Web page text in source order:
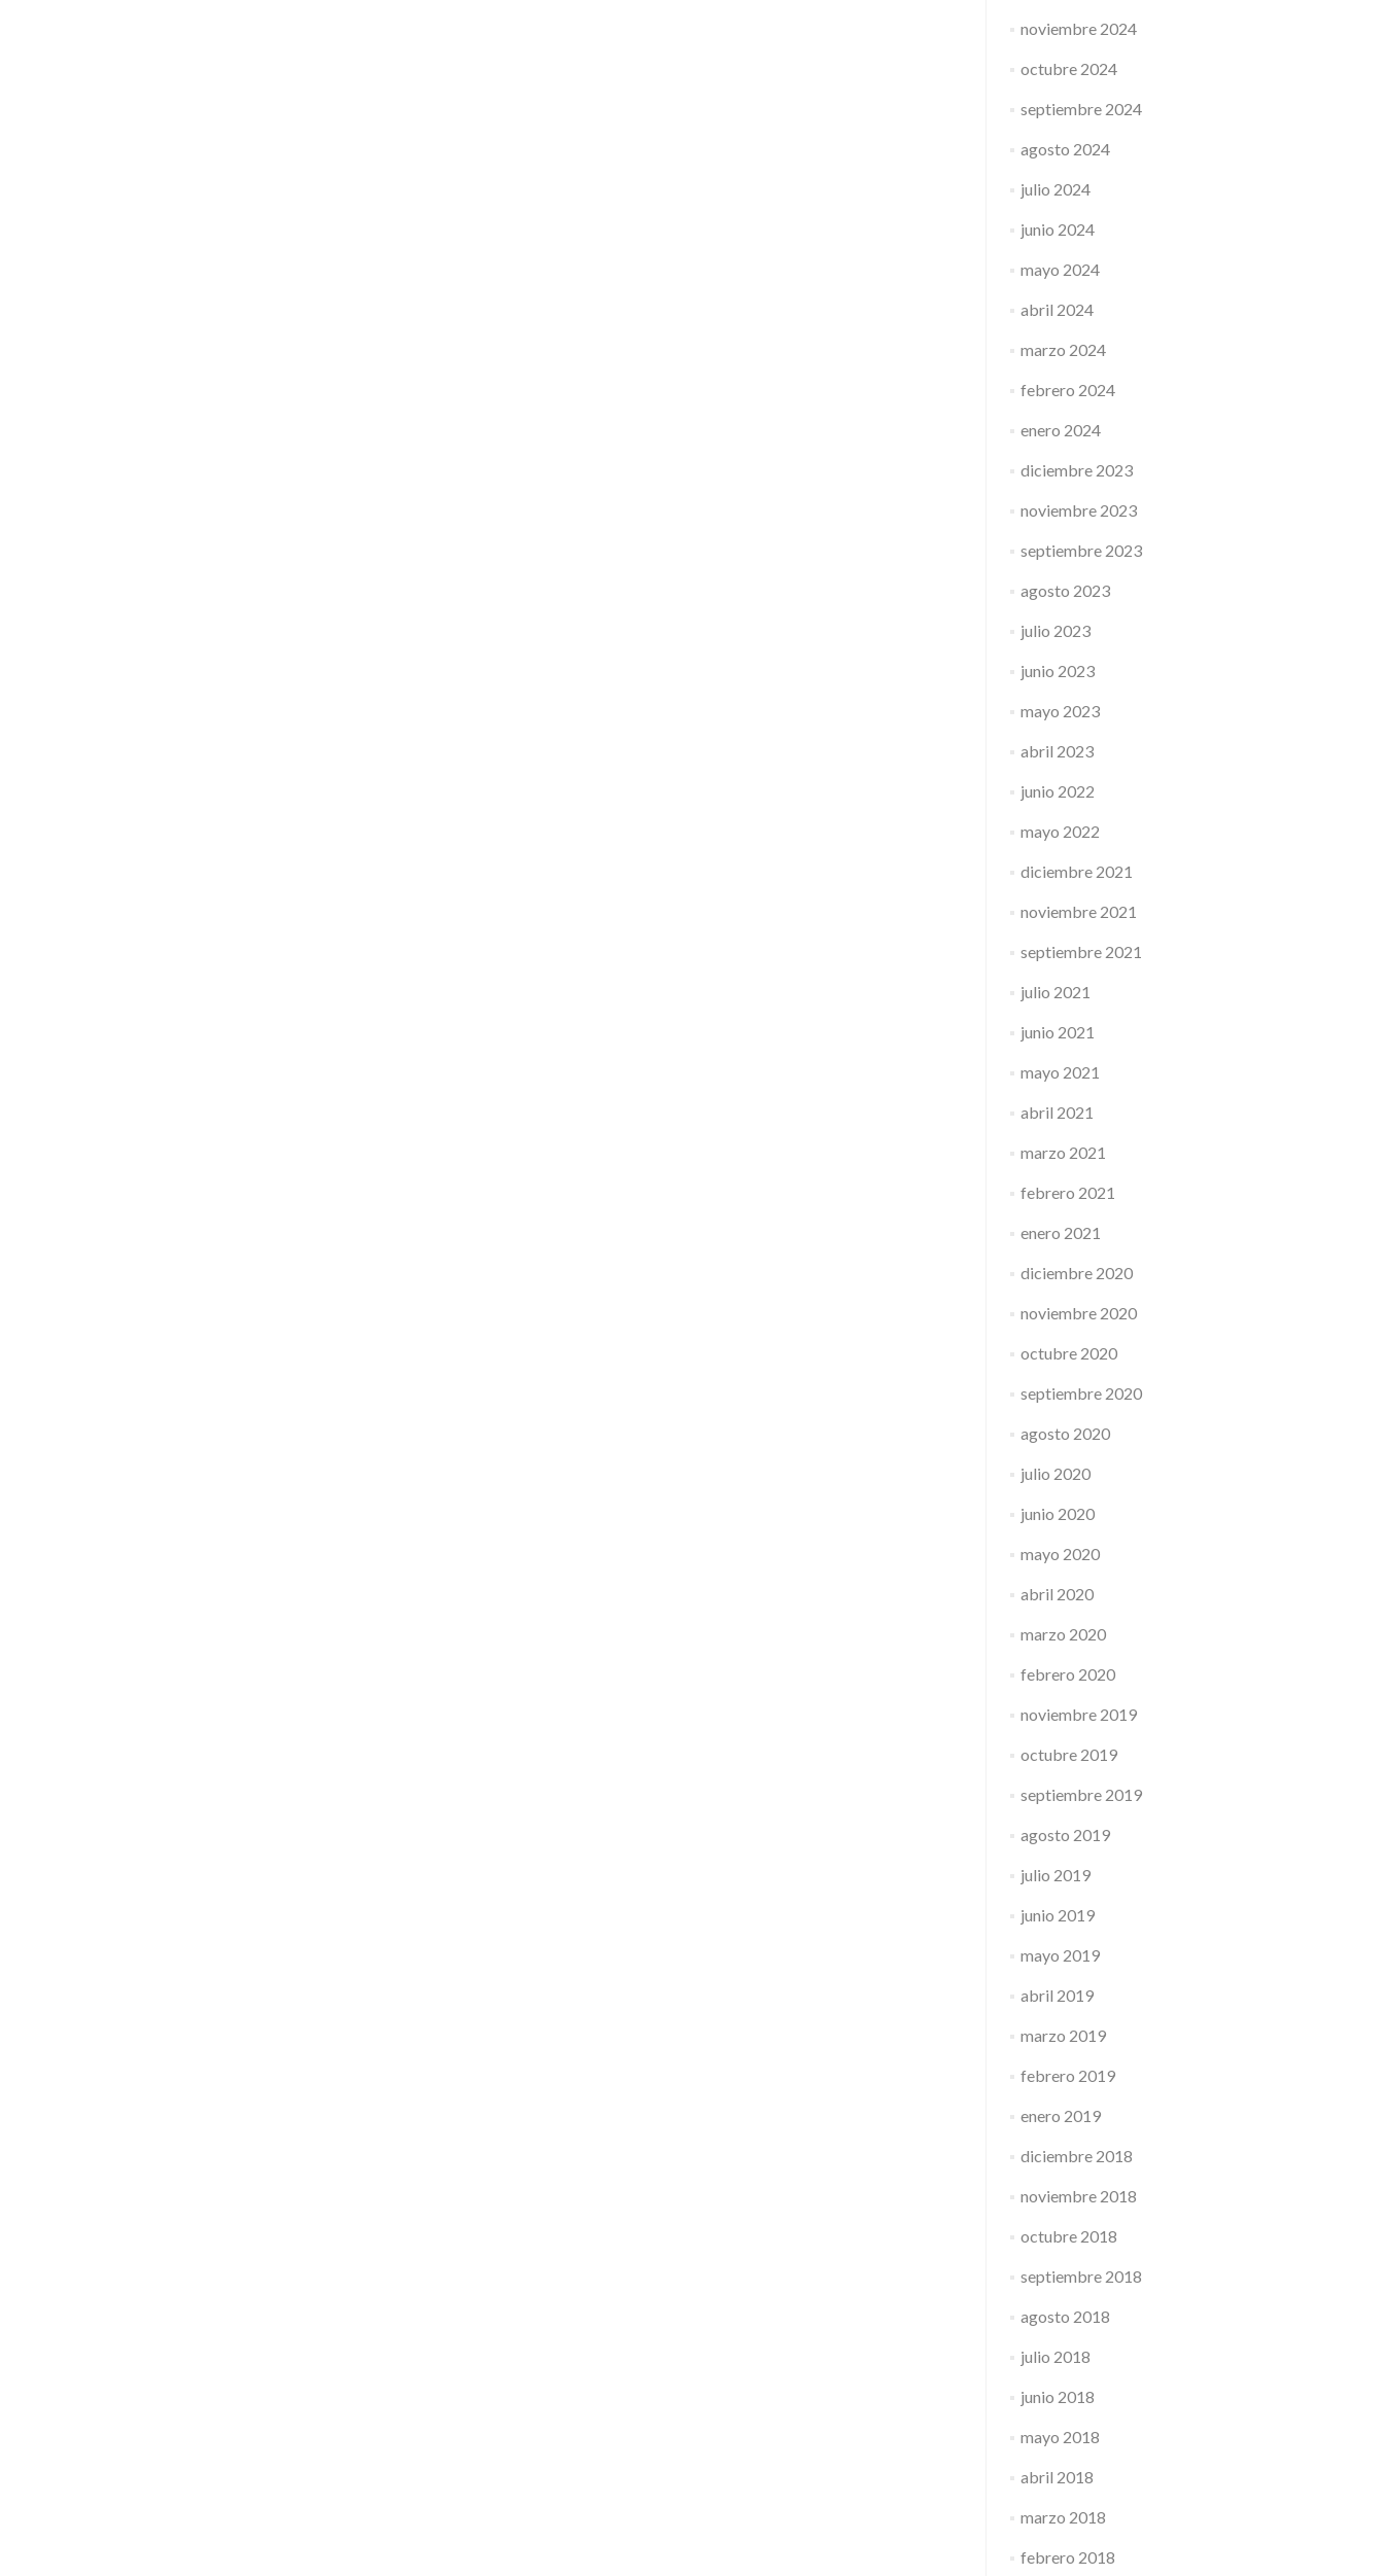
noviembre 2024
octubre 2024
septiembre 2024
agosto 2024
julio 2024
junio 2024
mayo 2024
abril 2024
marzo 2024
febrero 2024
enero 2024
diciembre 2023
noviembre 2023
septiembre 2023
agosto 2023
julio 2023
junio 2023
mayo 2023
abril 2023
junio 2022
mayo 2022
diciembre 2021
noviembre 2021
septiembre 2021
julio 2021
junio 2021
mayo 2021
abril 2021
marzo 2021
febrero 2021
enero 2021
diciembre 2020
noviembre 2020
octubre 2020
septiembre 2020
agosto 2020
julio 2020
junio 2020
mayo 2020
abril 2020
marzo 2020
febrero 2020
noviembre 2019
octubre 2019
septiembre 2019
agosto 2019
julio 2019
junio 2019
mayo 2019
abril 2019
marzo 2019
febrero 2019
enero 2019
diciembre 2018
noviembre 2018
octubre 2018
septiembre 2018
agosto 2018
julio 2018
junio 2018
mayo 2018
abril 2018
marzo 2018
febrero 2018